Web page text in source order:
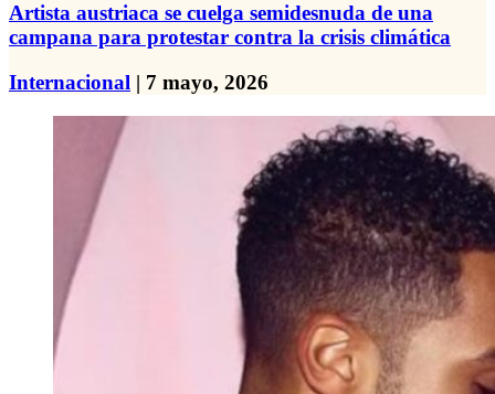
Artista austriaca se cuelga semidesnuda de una
campana para protestar contra la crisis climática
Internacional | 7 mayo, 2026